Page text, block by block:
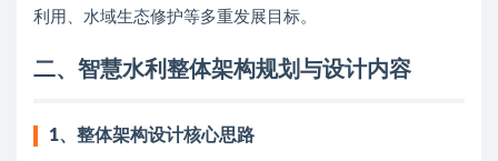
利用、水域生态修护等多重发展目标。
二、智慧水利整体架构规划与设计内容
1、整体架构设计核心思路